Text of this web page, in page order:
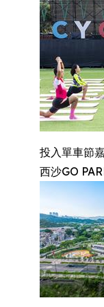
投入單車節
西沙GO